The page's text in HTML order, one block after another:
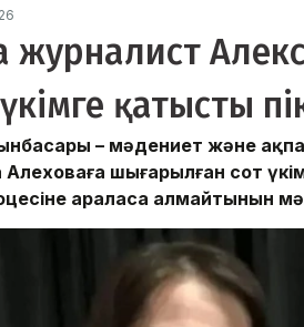
журналист
қатысты
– мәдениет және
шығарылған сот
араласа алмайтынын